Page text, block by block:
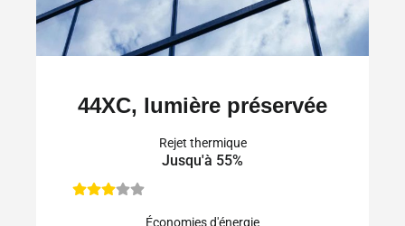
44XC, lumière préservée
Rejet thermique
Jusqu'à 55%
Économies d'énergie